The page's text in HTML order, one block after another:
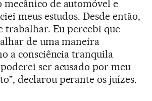
de automóvel e
meus estudos. Desde então,
trabalhar. Eu percebi que
de uma maneira
a consciência tranquila
ser acusado por meu
declarou perante os juízes.